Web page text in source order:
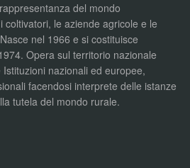
del mondo
coltivatori, le aziende agricole e le
nel 1966 e si costituisce
Opera sul territorio nazionale
nazionali ed europee,
facendosi interprete delle istanze
tutela del mondo rurale.